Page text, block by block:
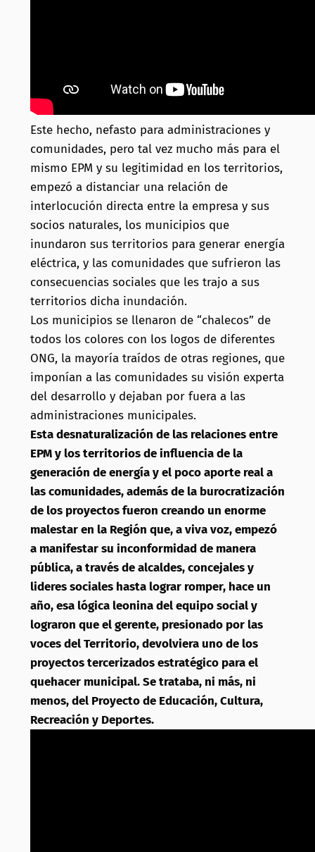
Este hecho, nefasto para administraciones y
comunidades, pero tal vez mucho más para el
mismo EPM y su legitimidad en los territorios,
empezó a distanciar una relación de
interlocución directa entre la empresa y sus
socios naturales, los municipios que
inundaron sus territorios para generar energía
eléctrica, y las comunidades que sufrieron las
consecuencias sociales que les trajo a sus
territorios dicha inundación.
Los municipios se llenaron de “chalecos” de
todos los colores con los logos de diferentes
ONG, la mayoría traídos de otras regiones, que
imponían a las comunidades su visión experta
del desarrollo y dejaban por fuera a las
administraciones municipales.
Esta desnaturalización de las relaciones entre
EPM y los territorios de influencia de la
generación de energía y el poco aporte real a
las comunidades, además de la burocratización
de los proyectos fueron creando un enorme
malestar en la Región que, a viva voz, empezó
a manifestar su inconformidad de manera
pública, a través de alcaldes, concejales y
lideres sociales hasta lograr romper, hace un
año, esa lógica leonina del equipo social y
lograron que el gerente, presionado por las
voces del Territorio, devolviera uno de los
proyectos tercerizados estratégico para el
quehacer municipal. Se trataba, ni más, ni
menos, del Proyecto de Educación, Cultura,
Recreación y Deportes.